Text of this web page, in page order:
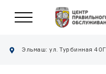
Эльмаш: ул. Турбинная 40Г